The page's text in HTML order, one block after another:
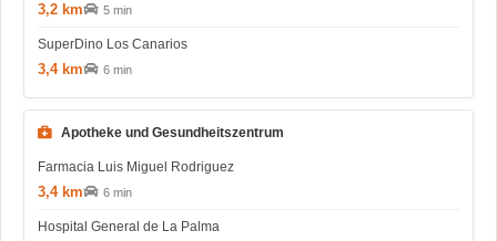
3,2 km 5 min
SuperDino Los Canarios
3,4 km 6 min
Apotheke und Gesundheitszentrum
Farmacia Luis Miguel Rodriguez
3,4 km 6 min
Hospital General de La Palma